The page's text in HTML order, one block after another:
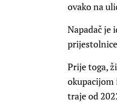
ovako na
Napadač je
Prije toga,
okupacijom
traje od